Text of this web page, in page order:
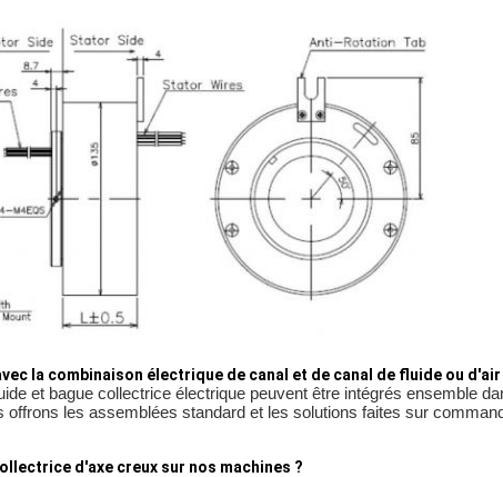
la combinaison électrique de canal et de canal de fluide ou d'air
et bague collectrice électrique peuvent être intégrés ensemble
offrons les assemblées standard et les solutions faites sur
d'axe creux sur nos machines ?